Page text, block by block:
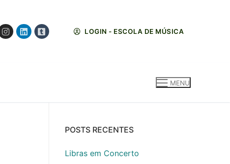
LOGIN - ESCOLA DE MÚSICA
MENU
POSTS RECENTES
Libras em Concerto